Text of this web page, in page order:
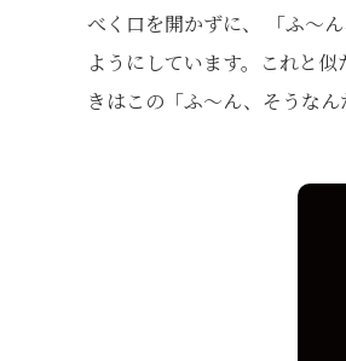
べく口を開かずに、 「ふ～
ようにしています。これと
きはこの「ふ～ん、そうな